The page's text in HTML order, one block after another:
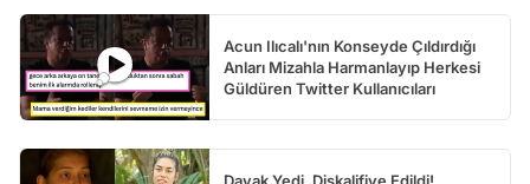
Acun Ilıcalı'nın Konseyde Çıldırdığı
Anları Mizahla Harmanlayıp Herkesi
Güldüren Twitter Kullanıcıları